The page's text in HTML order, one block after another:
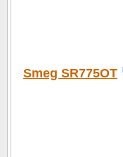
Smeg SR775OT